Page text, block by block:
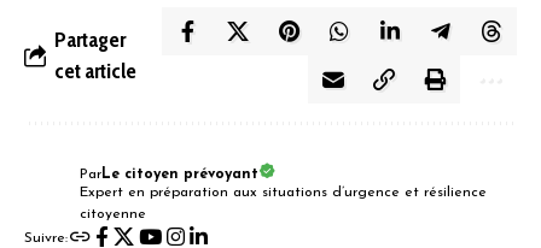
Partager
cet article
ParLe citoyen prévoyant
Expert en préparation aux situations d’urgence et résilience
citoyenne
Suivre: